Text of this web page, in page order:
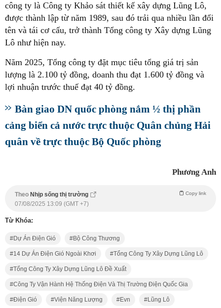
công ty là Công ty Khảo sát thiết kế xây dựng Lũng Lô,
được thành lập từ năm 1989, sau đó trải qua nhiều lần đổi
tên và tái cơ cấu, trở thành Tổng công ty Xây dựng Lũng
Lô như hiện nay.
Năm 2025, Tổng công ty đặt mục tiêu tổng giá trị sản
lượng là 2.100 tỷ đồng, doanh thu đạt 1.600 tỷ đồng và
lợi nhuận trước thuế đạt 40 tỷ đồng.
Bàn giao DN quốc phòng nắm ½ thị phần
cảng biển cả nước trực thuộc Quân chủng Hải
quân về trực thuộc Bộ Quốc phòng
Phương Anh
Theo Nhịp sống thị trường Copy link
07/08/2025 13:09 (GMT +7)
Từ Khóa:
Dự Án Điện Gió Bộ Công Thương
14 Dự Án Điện Gió Ngoài Khơi Tổng Công Ty Xây Dựng Lũng Lô
Tổng Công Ty Xây Dựng Lũng Lô Đề Xuất
Công Ty Vận Hành Hệ Thống Điện Và Thị Trường Điện Quốc Gia
Điện Gió Viện Năng Lượng Evn Lũng Lô